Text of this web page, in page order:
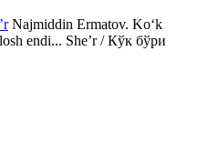
Najmiddin Ermatov. Ko‘k
endi... She’r / Кўк бўри